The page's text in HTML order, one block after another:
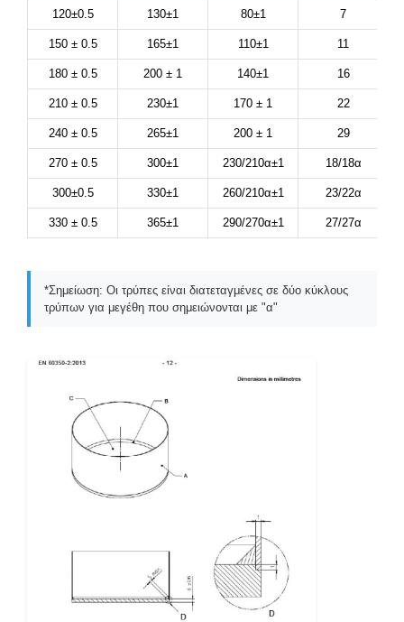
120±0.5 130±1 80±1 7
150 ± 0.5 165±1 110±1 11
180 ± 0.5 200 ± 1 140±1 16
210 ± 0.5 230±1 170 ± 1 22
240 ± 0.5 265±1 200 ± 1 29
270 ± 0.5 300±1 230/210α±1 18/18α
300±0.5 330±1 260/210α±1 23/22α
330 ± 0.5 365±1 290/270α±1 27/27α
*Σημείωση: Οι τρύπες είναι διατεταγμένες σε δύο κύκλους
τρύπων για μεγέθη που σημειώνονται με "α"